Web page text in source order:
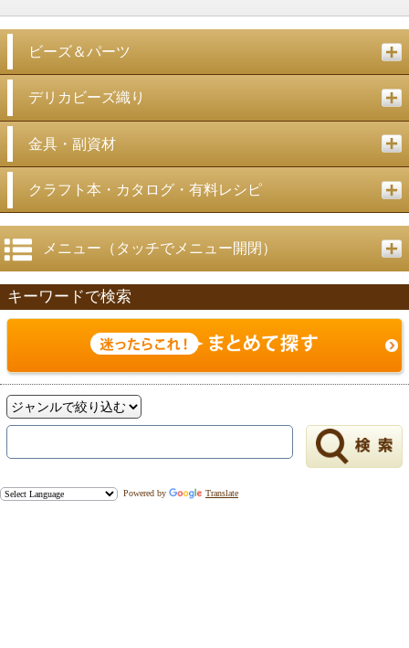
ビーズ＆パーツ
デリカビーズ織り
金具・副資材
クラフト本・カタログ・有料レシピ
メニュー（タッチでメニュー開閉）
キーワードで検索
Powered by Translate